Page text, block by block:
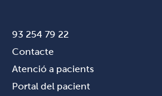
93 254 79 22
Contacte
Atenció a pacients
Portal del pacient